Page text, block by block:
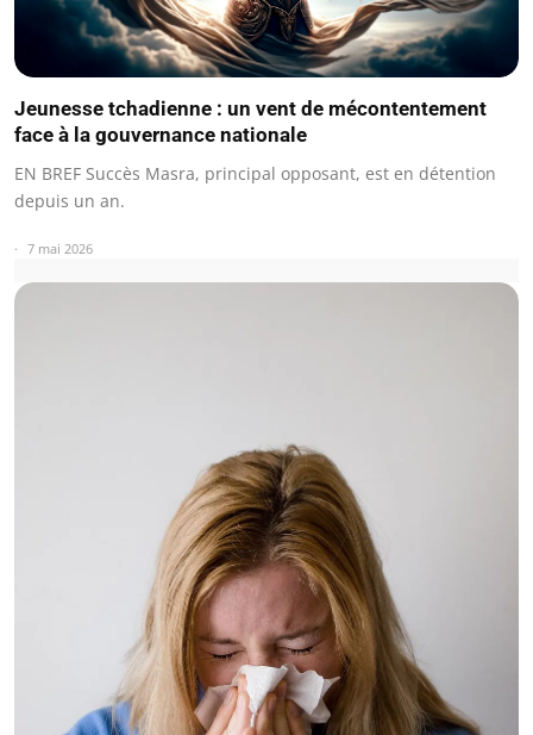
Jeunesse tchadienne : un vent de mécontentement
face à la gouvernance nationale
EN BREF Succès Masra, principal opposant, est en détention
depuis un an.
7 mai 2026